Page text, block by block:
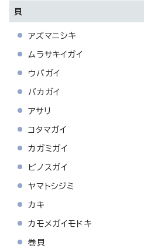
貝
アズマニシキ
ムラサキイガイ
ウバガイ
バカガイ
アサリ
コタマガイ
カガミガイ
ビノスガイ
ヤマトシジミ
カキ
カモメガイモドキ
巻貝